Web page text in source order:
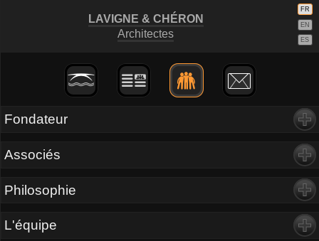
FR
EN
ES
LAVIGNE & CHÉRON
Architectes
Fondateur
Associés
Philosophie
L'équipe